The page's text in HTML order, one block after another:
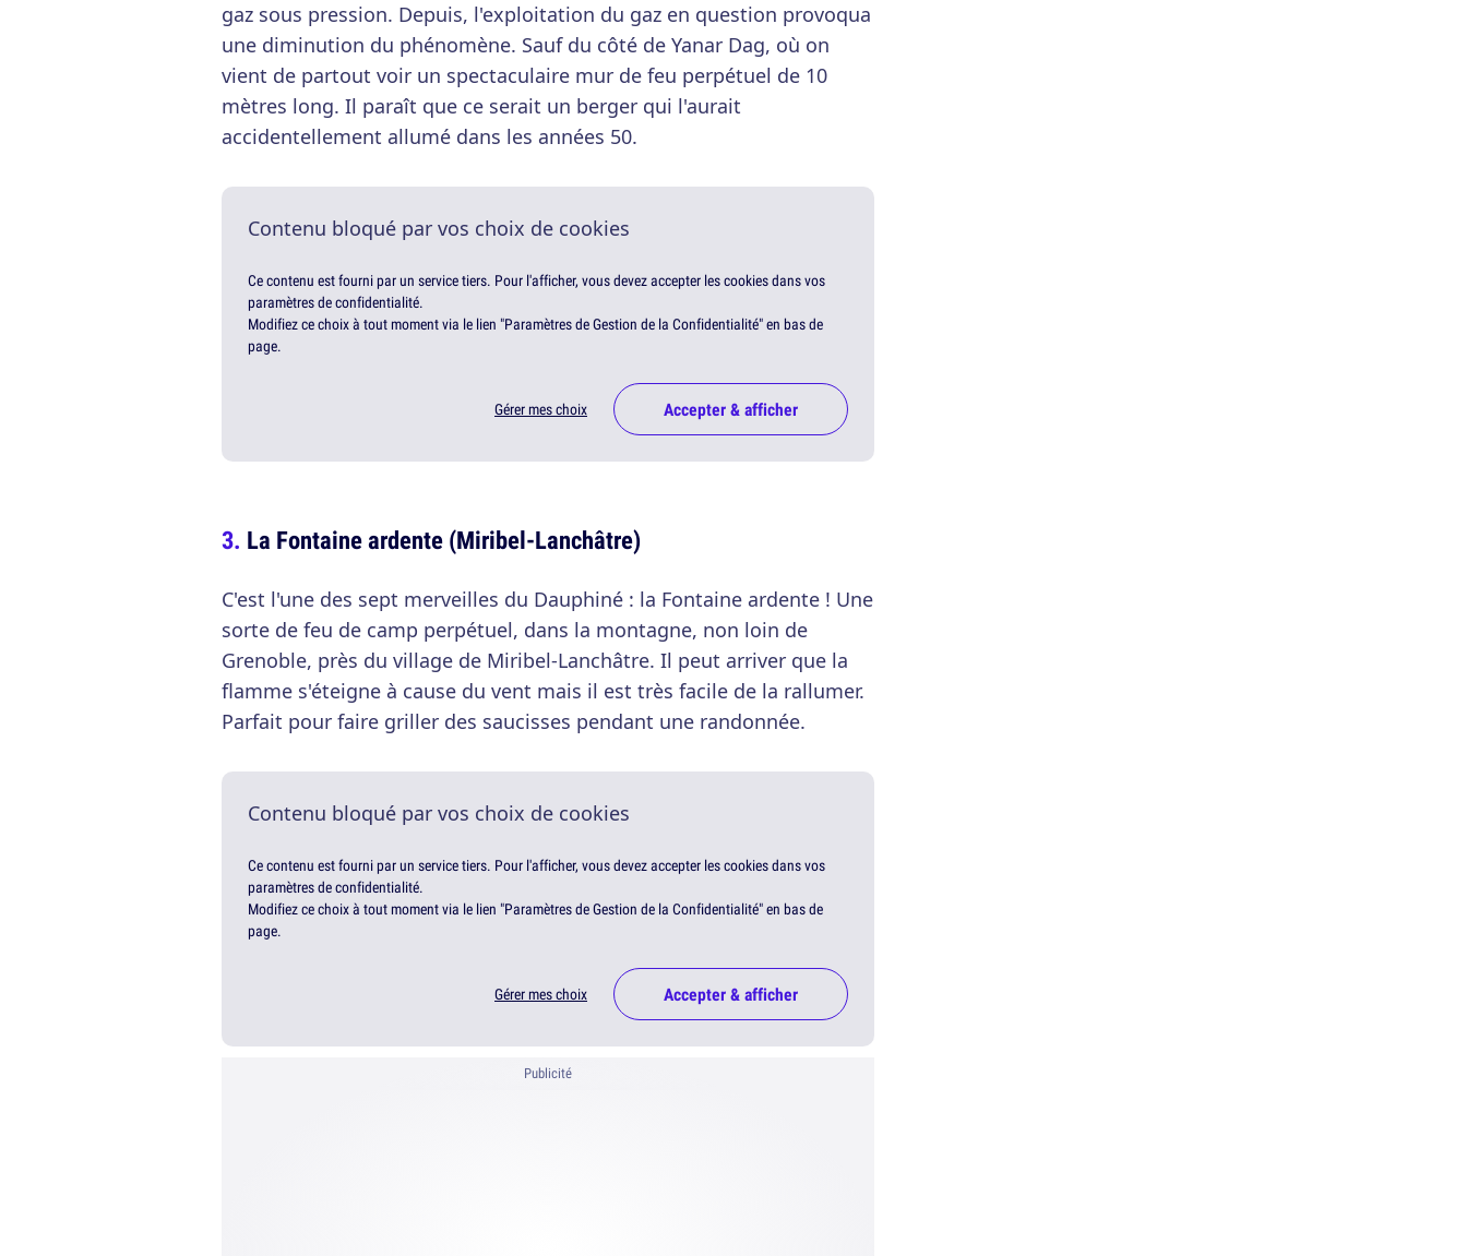
gaz sous pression. Depuis, l'exploitation du gaz en question provoqua
une diminution du phénomène. Sauf du côté de Yanar Dag, où on
vient de partout voir un spectaculaire mur de feu perpétuel de 10
mètres long. Il paraît que ce serait un berger qui l'aurait
accidentellement allumé dans les années 50.
Contenu bloqué par vos choix de cookies
Ce contenu est fourni par un service tiers. Pour l'afficher, vous devez accepter les cookies dans vos
paramètres de confidentialité.
Modifiez ce choix à tout moment via le lien "Paramètres de Gestion de la Confidentialité" en bas de
page.
Gérer mes choix Accepter & afficher
La Fontaine ardente (Miribel-Lanchâtre)
C'est l'une des sept merveilles du Dauphiné : la Fontaine ardente ! Une
sorte de feu de camp perpétuel, dans la montagne, non loin de
Grenoble, près du village de Miribel-Lanchâtre. Il peut arriver que la
flamme s'éteigne à cause du vent mais il est très facile de la rallumer.
Parfait pour faire griller des saucisses pendant une randonnée.
Contenu bloqué par vos choix de cookies
Ce contenu est fourni par un service tiers. Pour l'afficher, vous devez accepter les cookies dans vos
paramètres de confidentialité.
Modifiez ce choix à tout moment via le lien "Paramètres de Gestion de la Confidentialité" en bas de
page.
Gérer mes choix Accepter & afficher
Publicité